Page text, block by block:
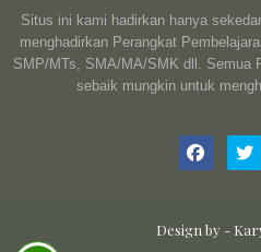
Situs ini kami hadirkan hanya
menghadirkan Perangkat
SMP/MTs, SMA/MA/SMK dll. Semua
sebaik mungkin untuk
Design by -